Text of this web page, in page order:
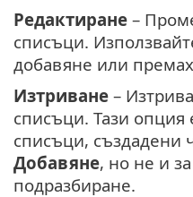
Редактиране –
списъци.
добавяне или
Изтриване –
списъци. Тази опция
списъци, създадени
Добавяне, но не и
подразбиране.